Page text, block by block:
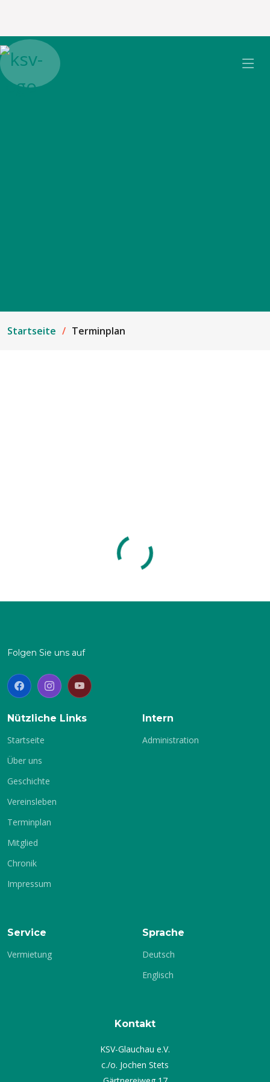
Startseite Terminplan
PDF - Download
Folgen Sie uns auf
Nützliche Links
Startseite
Über uns
Geschichte
Vereinsleben
Terminplan
Mitglied
Chronik
Impressum
Intern
Administration
Service
Vermietung
Sprache
Deutsch
Englisch
Kontakt
KSV-Glauchau e.V.
c./o. Jochen Stets